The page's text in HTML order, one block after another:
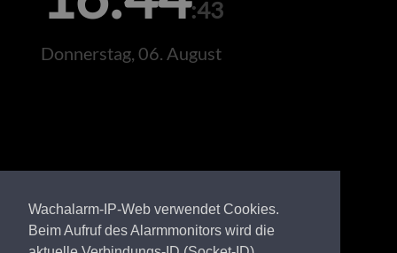
Wachalarm-IP-Web verwendet Cookies.
Beim Aufruf des Alarmmonitors wird die
:43
Donnerstag, 06. August